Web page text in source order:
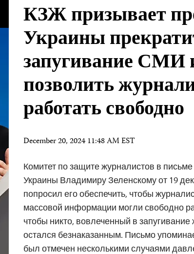
КЗЖ призывает
Украины
запугивание СМИ
позволить
работать свободно
December 20, 2024 11:48 AM EST
Комитет по защите журналистов в
Украины Владимиру Зеленскому от 19
попросил его обеспечить, чтобы
массовой информации могли свободно
чтобы никто, вовлеченный в
остался безнаказанным. Письмо
был отмечен несколькими случаями